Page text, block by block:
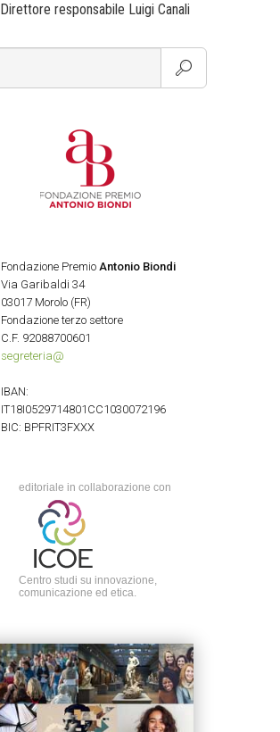
Direttore responsabile Luigi Canali
Fondazione Premio Antonio Biondi
Via Garibaldi 34
03017 Morolo (FR)
Fondazione terzo settore
C.F. 92088700601
segreteria@
IBAN:
IT18I0529714801CC1030072196
BIC: BPFRIT3FXXX
editoriale in collaborazione con
Centro studi su innovazione,
comunicazione ed etica.